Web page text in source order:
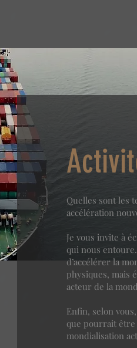
Quelles sont les
accélération
Je vous invite à
qui nous
d’accélérer la
physiques, mais
acteur de la
Enfin, selon
que pourrait être
mondialisation